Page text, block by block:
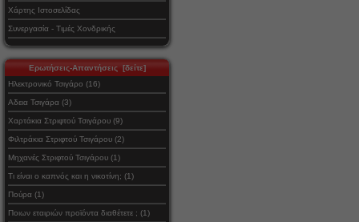
Χάρτης Ιστοσελίδας
Συνεργασία - Τιμές Χονδρικής
Ερωτήσεις-Απαντήσεις [δείτε]
Ηλεκτρονικό Τσιγάρο (16)
Αδεια Τσιγάρα (3)
Χαρτάκια Στριφτού Τσιγάρου (9)
Φιλτράκια Στριφτού Τσιγάρου (2)
Μηχανές Στριφτού Τσιγάρου (1)
Τι είναι ο καπνός και η νικοτίνη; (1)
Πούρα (1)
Ποιων εταιριών προϊόντα διαθέτετε ; (1)